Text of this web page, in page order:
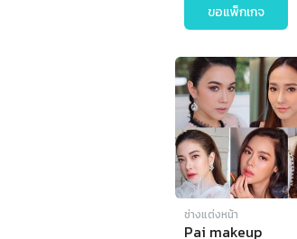
ขอแพ็กเกจ
ช่างแต่งหน้า
Pai makeup